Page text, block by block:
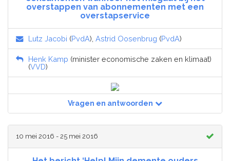
overstappen van abonnementen met een
overstapservice
Lutz Jacobi (PvdA), Astrid Oosenbrug (PvdA)
Henk Kamp (minister economische zaken en klimaat)
(VVD)
Vragen en antwoorden
10 mei 2016 - 25 mei 2016